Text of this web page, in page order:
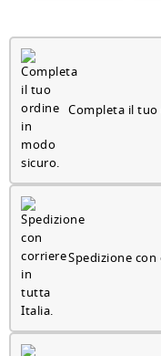
Completa il
Spedizione